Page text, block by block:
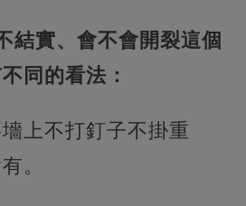
結實、會不會開裂這個
同的看法：
上不打釘子不掛重
。